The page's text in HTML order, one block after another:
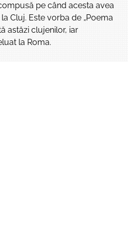
pe când acesta avea
Cluj. Este vorba de „Poema
astăzi clujenilor, iar
la Roma.